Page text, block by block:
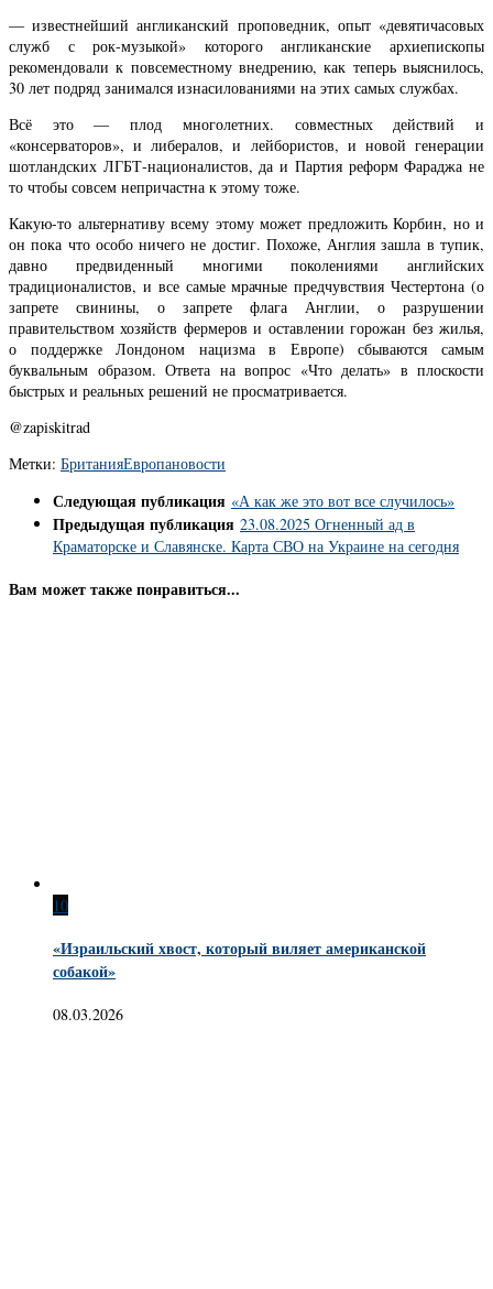
— известнейший англиканский проповедник, опыт «девятичасовых
служб с рок-музыкой» которого англиканские архиепископы
рекомендовали к повсеместному внедрению, как теперь выяснилось,
30 лет подряд занимался изнасилованиями на этих самых службах.
Всё это — плод многолетних. совместных действий и
«консерваторов», и либералов, и лейбористов, и новой генерации
шотландских ЛГБТ-националистов, да и Партия реформ Фараджа не
то чтобы совсем непричастна к этому тоже.
Какую-то альтернативу всему этому может предложить Корбин, но и
он пока что особо ничего не достиг. Похоже, Англия зашла в тупик,
давно предвиденный многими поколениями английских
традиционалистов, и все самые мрачные предчувствия Честертона (о
запрете свинины, о запрете флага Англии, о разрушении
правительством хозяйств фермеров и оставлении горожан без жилья,
о поддержке Лондоном нацизма в Европе) сбываются самым
буквальным образом. Ответа на вопрос «Что делать» в плоскости
быстрых и реальных решений не просматривается.
@zapiskitrad
Метки: БританияЕвропановости
Следующая публикация «А как же это вот все случилось»
Предыдущая публикация 23.08.2025 Огненный ад в
Краматорске и Славянске. Карта СВО на Украине на сегодня
Вам может также понравиться...
10
«Израильский хвост, который виляет американской
собакой»
08.03.2026